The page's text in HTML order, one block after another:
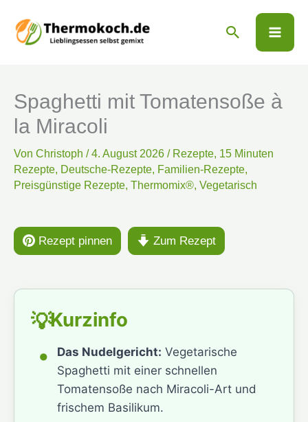
Zum
Inhalt
Suchen
Spaghetti mit Tomatensoße à
la Miracoli
Von Christoph /4. August 2026 / Rezepte, 15 Minuten
Rezepte, Deutsche-Rezepte, Familien-Rezepte,
Preisgünstige Rezepte, Thermomix®, Vegetarisch
Rezept pinnen Zum Rezept
💡Kurzinfo
• Das Nudelgericht: Vegetarische
Spaghetti mit einer schnellen
Tomatensoße nach Miracoli-Art und
frischem Basilikum.